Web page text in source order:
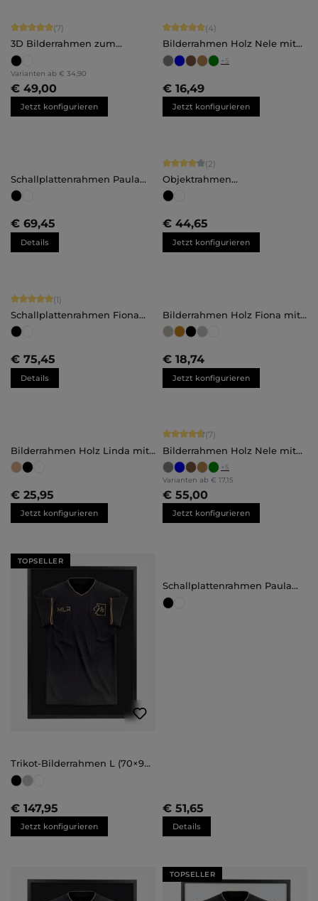
Durchschnittliche Bewertung von 5 von 5 Sternen
(7)
3D Bilderrahmen zum
Befüllen
Varianten ab € 34,90
€ 49,00
Jetzt konfigurieren
Durchschnittliche Bewertung von 5
(4)
Bilderrahmen Holz Nele mit
Abstandsleiste
Maßanfertigung
+5
€ 16,49
Jetzt konfigurieren
Schallplattenrahmen Paula
groß
€ 69,45
Details
Durchschnittliche Bewertung von 4
(2)
Objektrahmen
Maßanfertigung
€ 44,65
Jetzt konfigurieren
Durchschnittliche Bewertung von 5 von 5 Sternen
(1)
Schallplattenrahmen Fiona
groß
€ 75,45
Details
Bilderrahmen Holz Fiona mit
Abstandsleiste
Maßanfertigung
€ 18,74
Jetzt konfigurieren
Bilderrahmen Holz Linda mit
Abstandsleiste
Maßanfertigung
€ 25,95
Jetzt konfigurieren
Durchschnittliche Bewertung von
(7)
Bilderrahmen Holz Nele mit
Abstandsleiste
+5
Varianten ab € 17,15
€ 55,00
Jetzt konfigurieren
TOPSELLER
Trikot-Bilderrahmen L (70×90
cm – Bestseller)
€ 147,95
Jetzt konfigurieren
Schallplattenrahmen Paula
klein
€ 51,65
Details
TOPSELLER